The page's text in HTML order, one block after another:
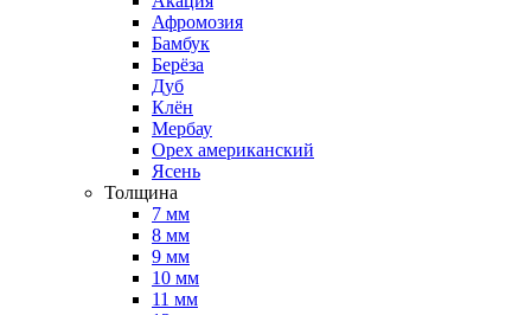
Афромозия
Бамбук
Берёза
Дуб
Клён
Мербау
Орех американский
Ясень
Толщина
7 мм
8 мм
9 мм
10 мм
11 мм